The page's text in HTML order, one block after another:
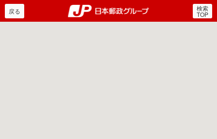
郵便局・日本郵政グルー
戻る 検索
TOP